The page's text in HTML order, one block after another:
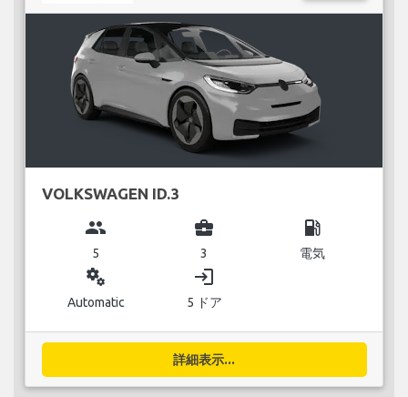
VOLKSWAGEN ID.3
group
5
business_center
3
local_gas_station
電気
miscellaneous_services
Automatic
login
5 ドア
詳細表示...